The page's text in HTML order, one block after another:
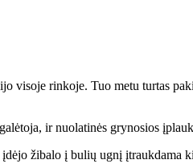
visoje rinkoje. Tuo metu turtas
ir nuolatinės grynosios
žibalo į bulių ugnį